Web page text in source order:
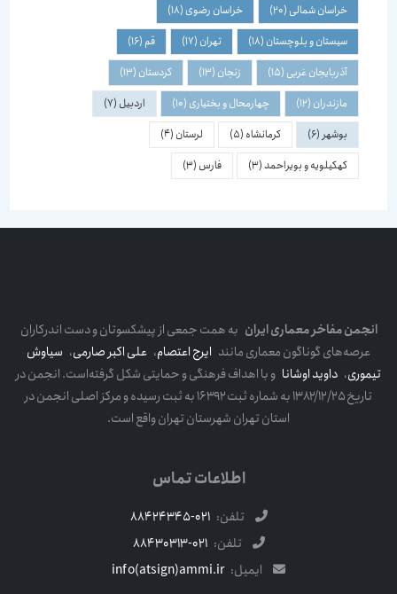
خراسان شمالی(20) خراسان رضوی(18)
سیستان و بلوچستان(18) تهران(17)
(16)
آذربایجان غربی(15) زنجان(13) کردستان(13)
مازندران(12) چهارمحال و بختیاری(10) اردبیل(7)
بوشهر(6) کرمانشاه(5) لرستان(4)
کهکیلویه و بویراحمد(3) فارس(3)
انجمن مفاخر معماری ایرانبه همت جمعی از پیشکسوتان و دست اندرکاران
عرصه‌های گوناگون معماری مانندایرج اعتصام،علی اکبر صارمی،سیاوش
تیموری،داوید اوشاناو با اهداف فرهنگی و حمایتی شکل گرفته‌است. انجمن در
تاریخ ۱۳۸۲/۱۲/۲۵ به شماره ثبت ۱۶۳۹۲ به ثبت رسیده و مرکز اصلی انجمن در
استان تهران شهرستان تهران واقع است.
اطلاعات تماس
تلفن: 021-88424345
تلفن: 021-88430313
ایمیل: info(atsign)ammi.ir